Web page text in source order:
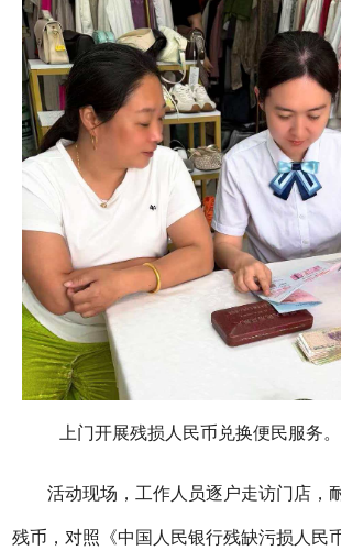
上门开展残损人民币兑换便民服务
活动现场，工作人员逐户走访门店，
残币，对照《中国人民银行残缺污损人民